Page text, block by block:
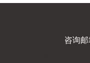
咨询邮